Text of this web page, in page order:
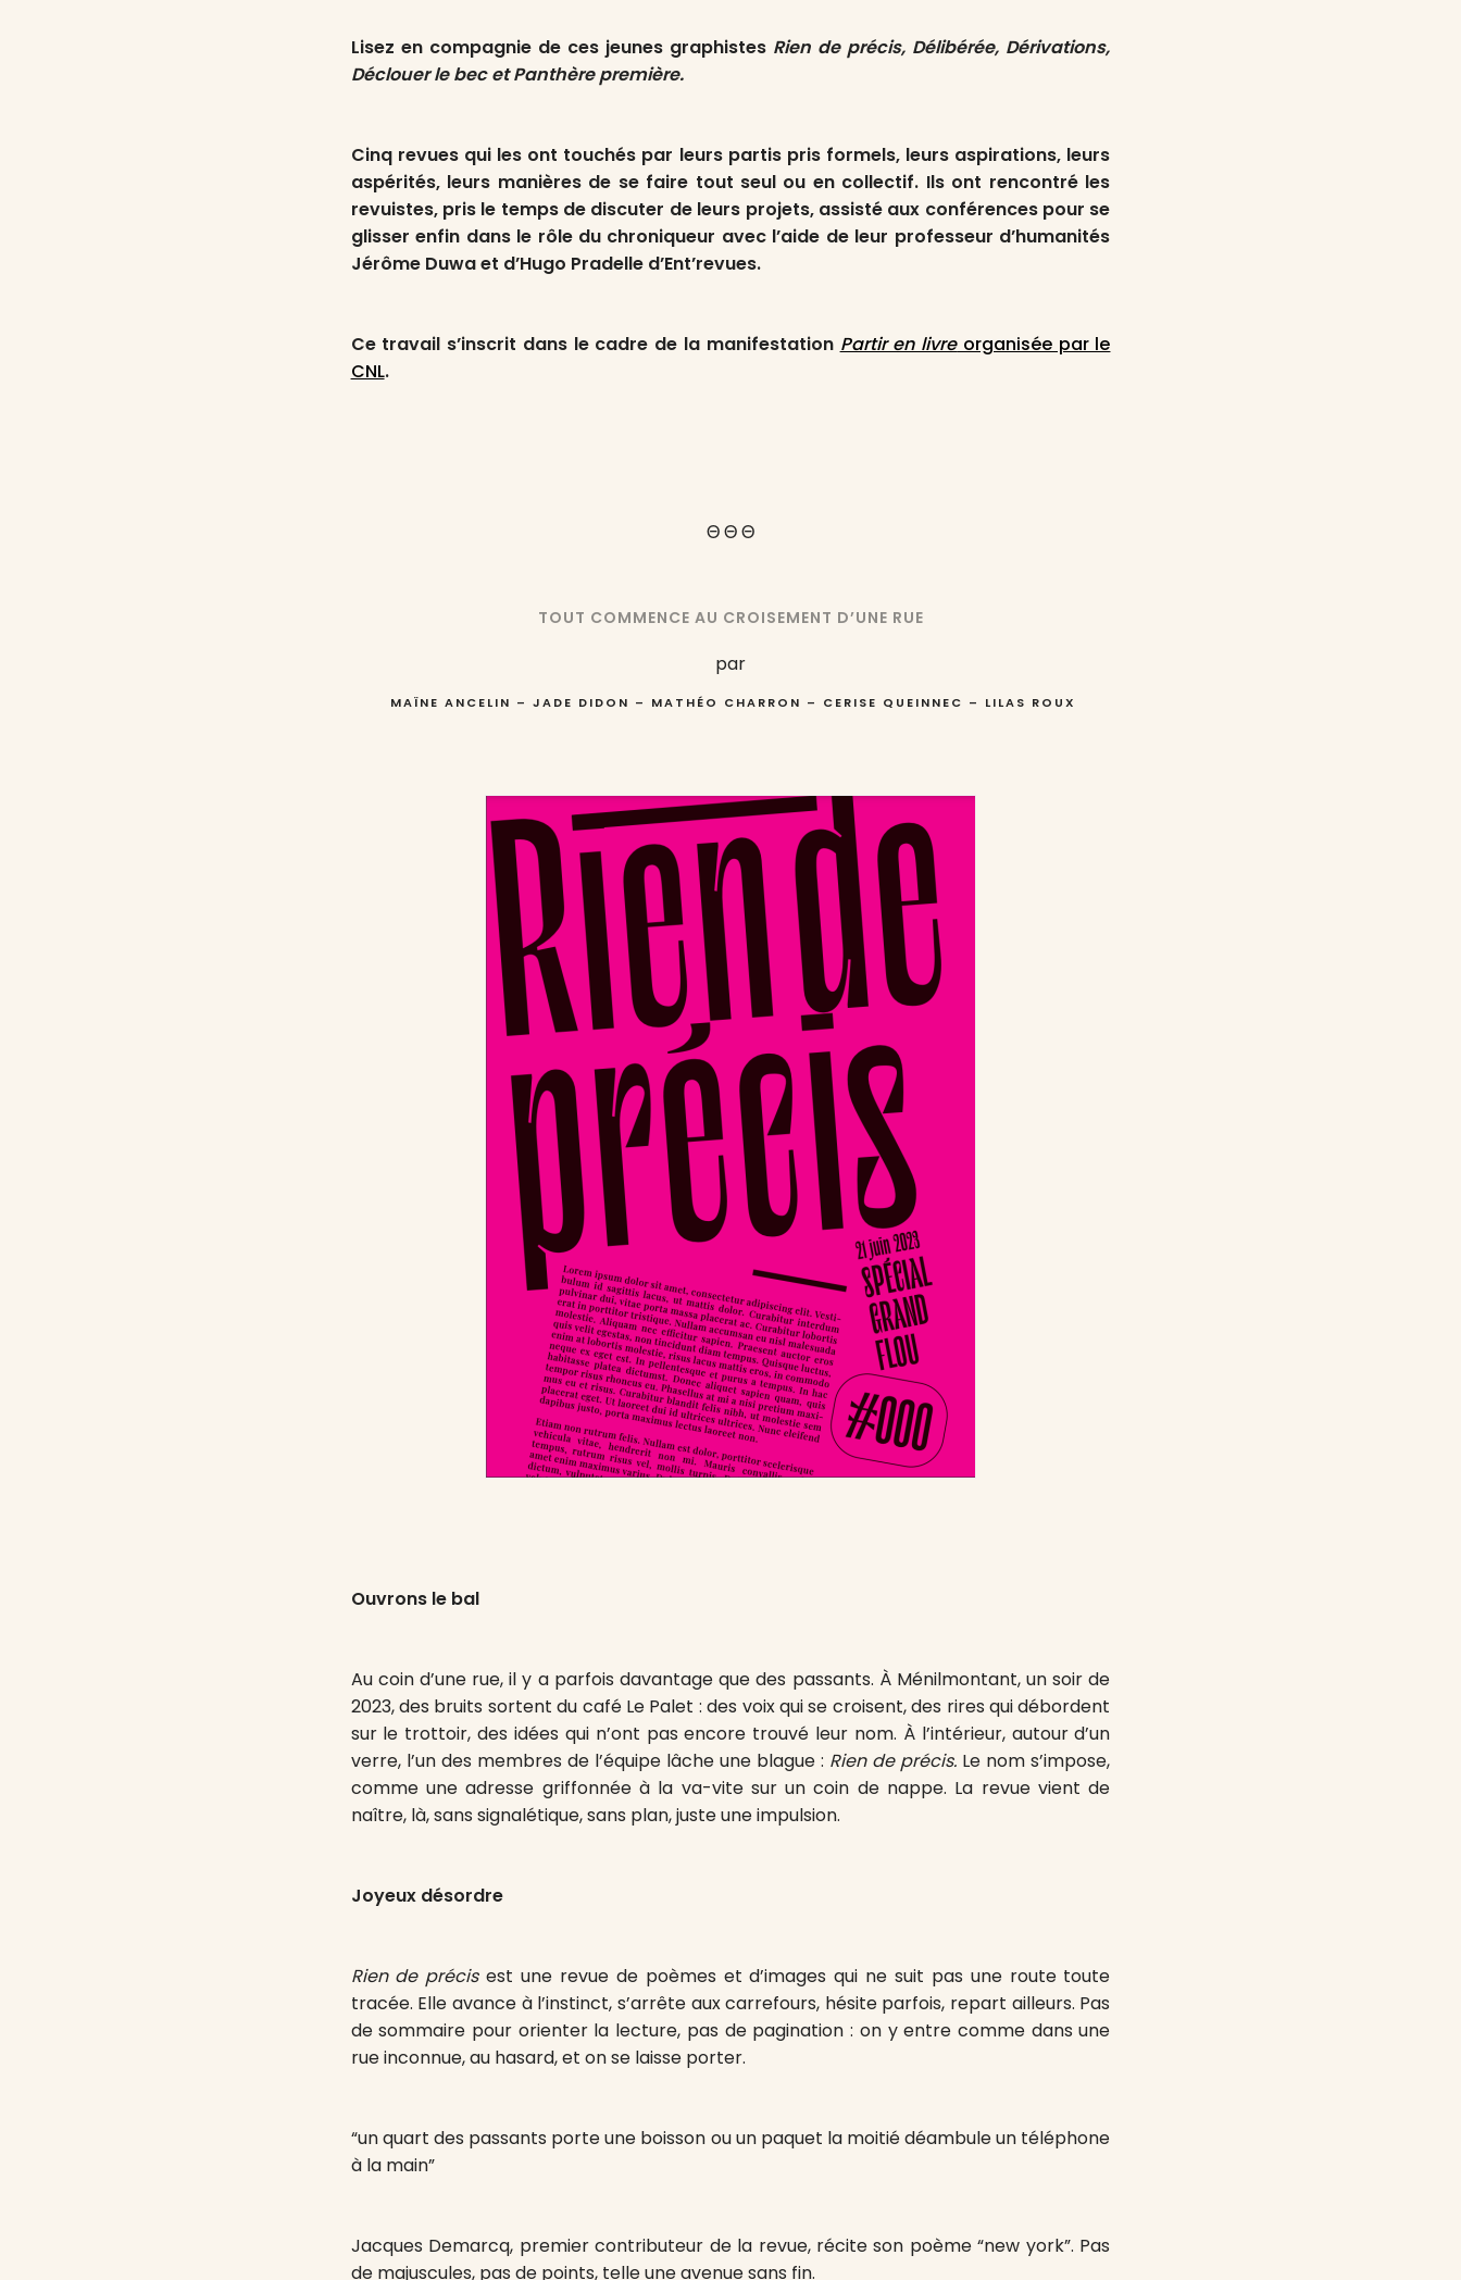
Lisez en compagnie de ces jeunes graphistes Rien de précis, Délibérée, Dérivations,
Déclouer le bec et Panthère première.
Cinq revues qui les ont touchés par leurs partis pris formels, leurs aspirations, leurs
aspérités, leurs manières de se faire tout seul ou en collectif. Ils ont rencontré les
revuistes, pris le temps de discuter de leurs projets, assisté aux conférences pour se
glisser enfin dans le rôle du chroniqueur avec l’aide de leur professeur d’humanités
Jérôme Duwa et d’Hugo Pradelle d’Ent’revues.
Ce travail s’inscrit dans le cadre de la manifestation Partir en livreorganisée par le
CNL.
Θ Θ Θ
TOUT COMMENCE AU CROISEMENT D’UNE RUE
par
MAÏNE ANCELIN – JADE DIDON – MATHÉO CHARRON – CERISE QUEINNEC – LILAS ROUX
Ouvrons le bal
Au coin d’une rue, il y a parfois davantage que des passants. À Ménilmontant, un soir de
2023, des bruits sortent du café Le Palet : des voix qui se croisent, des rires qui débordent
sur le trottoir, des idées qui n’ont pas encore trouvé leur nom. À l’intérieur, autour d’un
verre, l’un des membres de l’équipe lâche une blague : Rien de précis. Le nom s’impose,
comme une adresse griffonnée à la va-vite sur un coin de nappe. La revue vient de
naître, là, sans signalétique, sans plan, juste une impulsion.
Joyeux désordre
Rien de précisest une revue de poèmes et d’images qui ne suit pas une route toute
tracée. Elle avance à l’instinct, s’arrête aux carrefours, hésite parfois, repart ailleurs. Pas
de sommaire pour orienter la lecture, pas de pagination : on y entre comme dans une
rue inconnue, au hasard, et on se laisse porter.
“un quart des passants porte une boisson ou un paquet la moitié déambule un téléphone
à la main”
Jacques Demarcq, premier contributeur de la revue, récite son poème “new york”. Pas
de majuscules, pas de points, telle une avenue sans fin.